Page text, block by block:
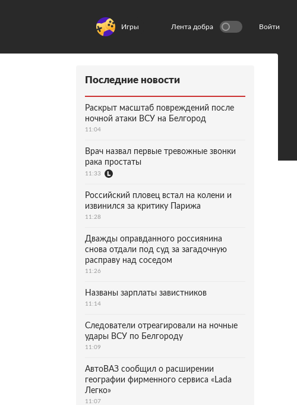
Игры Лента добра Войти
Последние новости
Раскрыт масштаб повреждений после
ночной атаки ВСУ на Белгород
11:04
Врач назвал первые тревожные звонки
рака простаты
11:33
Российский пловец встал на колени и
извинился за критику Парижа
11:28
Дважды оправданного россиянина
снова отдали под суд за загадочную
расправу над соседом
11:26
Названы зарплаты завистников
11:14
Следователи отреагировали на ночные
удары ВСУ по Белгороду
11:09
АвтоВАЗ сообщил о расширении
географии фирменного сервиса «Lada
Легко»
11:07